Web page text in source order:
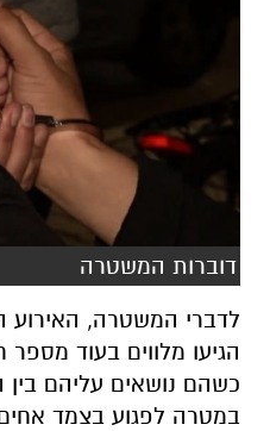
דוברות המשטרה
לדברי המשטרה, האירוע
הגיעו מלווים בעוד
כשהם נושאים עליהם בין
במטרה לפגוע בצמד